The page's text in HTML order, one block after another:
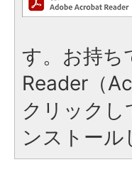
す。お持ち
Reader（
クリック
ンストール